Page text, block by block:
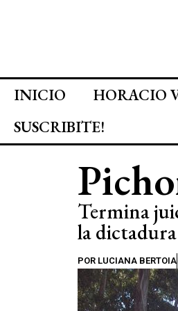
INICIO HORACIO
SUSCRIBITE!
Termina
la dictadura
POR LUCIANA BERTOIA